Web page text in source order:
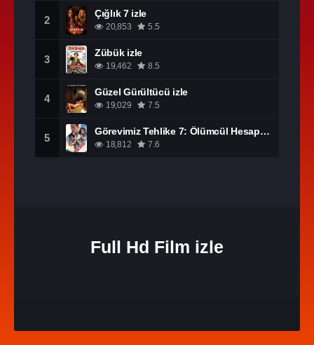
2
Çığlık 7 izle
20,853 5.5
3
Zübük izle
19,462 8.5
4
Güzel Gürültücü izle
19,029 7.5
5
Görevimiz Tehlike 7: Ölümcül Hesaplaşma Bölüm 1 izle
18,812 7.6
Full Hd Film izle